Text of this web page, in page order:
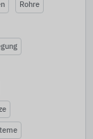
Rohre